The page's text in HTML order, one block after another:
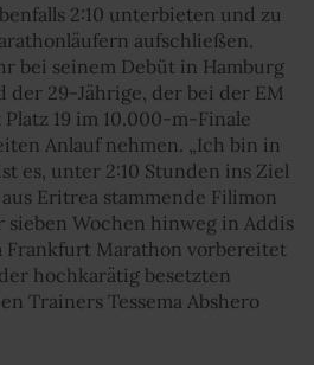
2:10 unterbieten und zu
aufschließen.
bei seinem Debüt in Hamburg
der 29-Jährige, der bei der EM
19 im 10.000-m-Finale
Anlauf nehmen. „Ich bin in
es, unter 2:10 Stunden ins Ziel
Eritrea stammende Filimon
sieben Wochen hinweg in Addis
Frankfurt Marathon vorbereitet
hochkarätig besetzten
Trainers Tessema Abshero